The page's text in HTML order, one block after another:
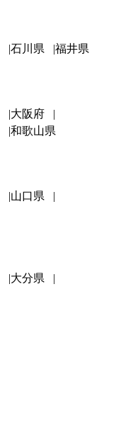
石川県 福井県
大阪府
和歌山県
山口県
大分県